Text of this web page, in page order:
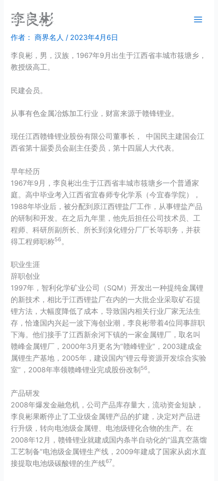
商界名人
李良彬
作者： 商界名人/ 2023年4月6日
李良彬，男，汉族，1967年9月出生于江西省丰城市筱塘乡，
教授级高工。
民建会员。
从事有色金属冶炼加工行业，财富来源于赣锋锂业。
现任江西赣锋锂业股份有限公司董事长， 中国民主建国会江
西省第十届委员会副主任委员，第十四届人大代表。
早年经历
1967年9月，李良彬出生于江西省丰城市筱塘乡一个普通家
庭。高中毕业考入江西省宜春师专化学系（今宜春学院），
1988年毕业后，被分配到原江西锂盐厂工作，从事锂盐产品
的研制和开发。在之后九年里，他先后担任公司技术员、工
程师、科研所副所长、所长到溴化锂分厂厂长等职务，并获
得工程师职称56。
职业生涯
辞职创业
1997年，智利化学矿业公司（SQM）开发出一种提纯金属锂
的新技术，相比于江西锂盐厂在内的一大批企业采取矿石提
锂方法，大幅度降低了成本，导致国内相关行业厂家无法生
存，恰逢国内兴起一波下海创业潮，李良彬带着4位同事辞职
下海。他们接手了江西新余河下镇的一家金属锂厂，取名叫
赣峰金属锂厂，2000年3月更名为“赣峰锂业”，2003建成金
属锂生产基地，2005年，建设国内“锂云母资源开发综合实验
室”，2008年率领赣峰锂业完成股份改制 56。
产品研发
2008年爆发金融危机，公司产品库存量大，流动资金短缺，
李良彬果断停止了工业级金属锂产品的扩建，决定对产品进
行升级，转向电池级金属锂、电池级锂化合物的生产。在
2008年12月，赣锋锂业就建成国内条半自动化的“温真空蒸馏
工艺制备”电池级金属锂生产线，2009年建成了国家从卤水直
接提取电池级碳酸锂的生产线67。